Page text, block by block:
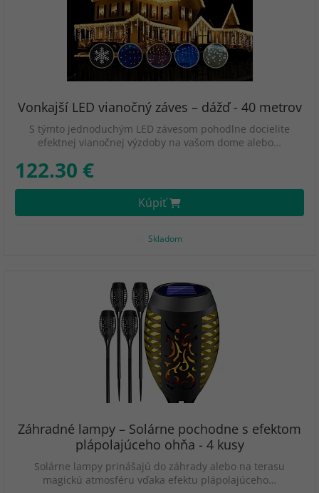
Vonkajší LED vianočný záves – dážď - 40 metrov
S týmto jednoduchým LED závesom pohodlne docielite
efektnej vianočnej výzdoby na vašom dome alebo…
122.30 €
Kúpiť
Skladom
Záhradné lampy – Solárne pochodne s efektom
plápolajúceho ohňa - 4 kusy
Solárne lampy prinášajú do záhrady alebo na terasu
magickú atmosféru vďaka efektu plápolajúceho…